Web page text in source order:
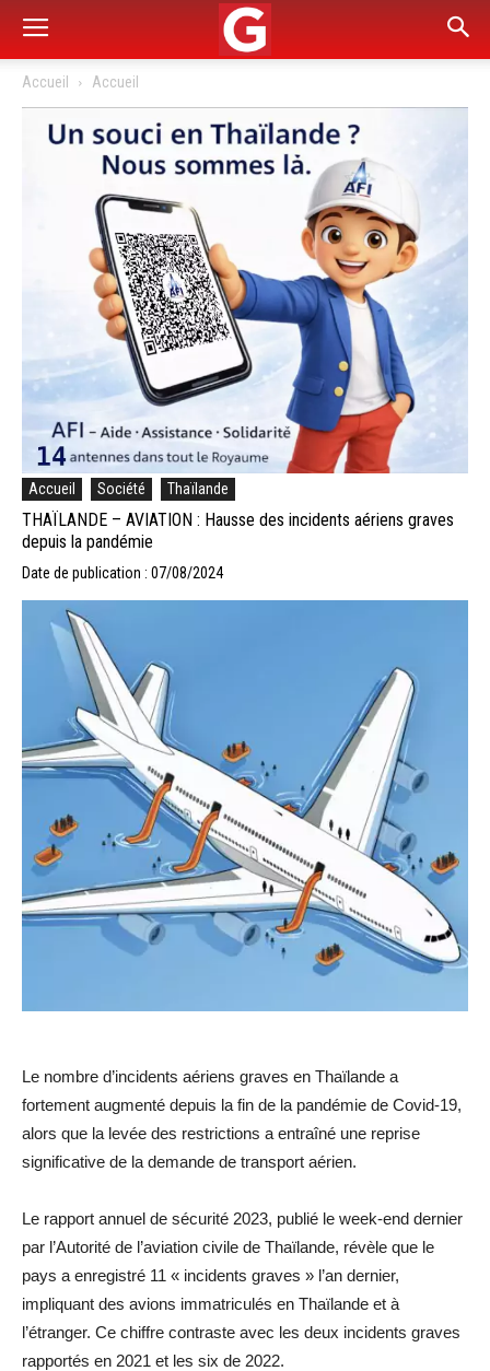
Accueil Accueil
Accueil Société Thaïlande
THAÏLANDE – AVIATION : Hausse des incidents aériens graves
depuis la pandémie
Date de publication : 07/08/2024
Le nombre d’incidents aériens graves en Thaïlande a
fortement augmenté depuis la fin de la pandémie de Covid-19,
alors que la levée des restrictions a entraîné une reprise
significative de la demande de transport aérien.
Le rapport annuel de sécurité 2023, publié le week-end dernier
par l’Autorité de l’aviation civile de Thaïlande, révèle que le
pays a enregistré 11 « incidents graves » l’an dernier,
impliquant des avions immatriculés en Thaïlande et à
l’étranger. Ce chiffre contraste avec les deux incidents graves
rapportés en 2021 et les six de 2022.